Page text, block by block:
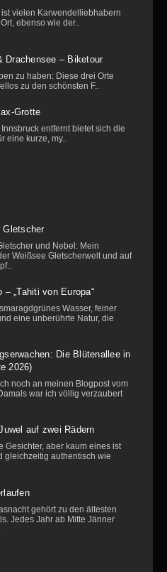
vielen Karwendelliebhabern
ebenso wie der..
Drachensee – Biketour
zu haben: Diese drei Orte
zu den schönsten F..
Grotte
entfernt bietet sich die
eine kurze, my..
Gletscher
und Nebel: Mein
Weißsee Gletscherwelt und auf
– „Tahiti von Europa“
Wasser, feiner
eine unberührte Natur, die
Die Blütenallee in
2026)
noch an meinen Blogpost vom
war ich völlig verzaubert
auf zwei Rädern
Gesichter, aber kaum eines ist
gleichzeitig authentisch wie
gehört zu den ältesten
Jedes Jahr ab Mitte Jänner